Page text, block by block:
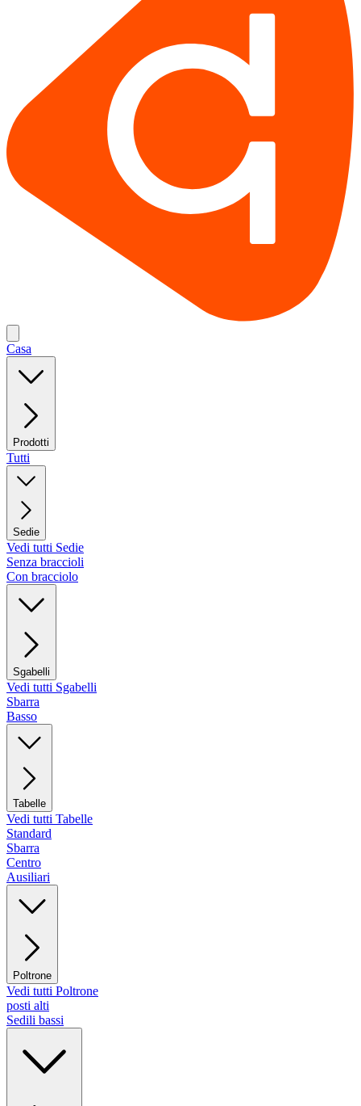
Casa
Prodotti
Tutti
Sedie
Vedi tutti Sedie
Senza braccioli
Con bracciolo
Sgabelli
Vedi tutti Sgabelli
Sbarra
Basso
Tabelle
Vedi tutti Tabelle
Standard
Sbarra
Centro
Ausiliari
Poltrone
Vedi tutti Poltrone
posti alti
Sedili bassi